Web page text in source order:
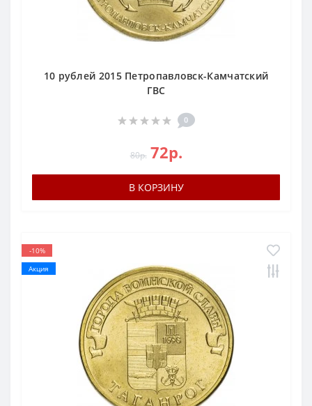
10 рублей 2015 Петропавловск-Камчатский
ГВС
0
80р. 72р.
В КОРЗИНУ
-10%
Акция